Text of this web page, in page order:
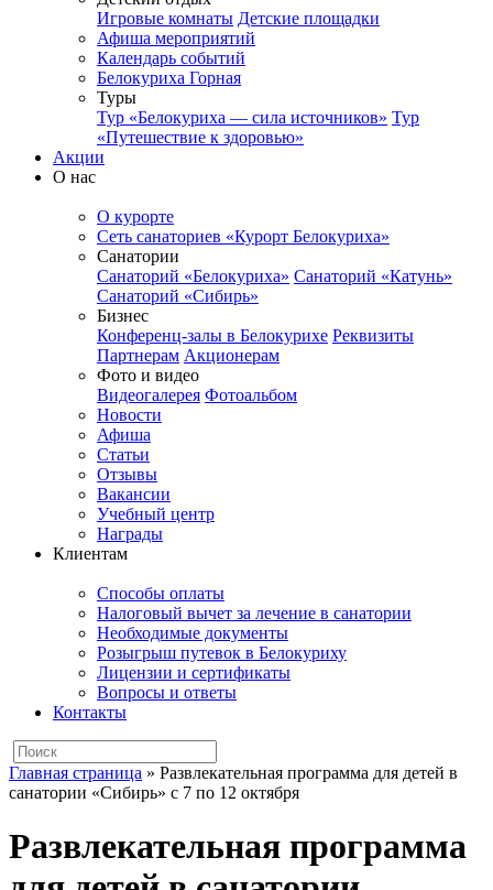
Игровые комнаты Детские площадки
Афиша мероприятий
Календарь событий
Белокуриха Горная
Туры
Тур «Белокуриха — сила источников» Тур
«Путешествие к здоровью»
Акции
О нас
О курорте
Сеть санаториев «Курорт Белокуриха»
Санатории
Санаторий «Белокуриха» Санаторий «Катунь»
Санаторий «Сибирь»
Бизнес
Конференц-залы в Белокурихе Реквизиты
Партнерам Акционерам
Фото и видео
Видеогалерея Фотоальбом
Новости
Афиша
Статьи
Отзывы
Вакансии
Учебный центр
Награды
Клиентам
Способы оплаты
Налоговый вычет за лечение в санатории
Необходимые документы
Розыгрыш путевок в Белокуриху
Лицензии и сертификаты
Вопросы и ответы
Контакты
Главная страница » Развлекательная программа для детей в
санатории «Сибирь» с 7 по 12 октября
Развлекательная программа